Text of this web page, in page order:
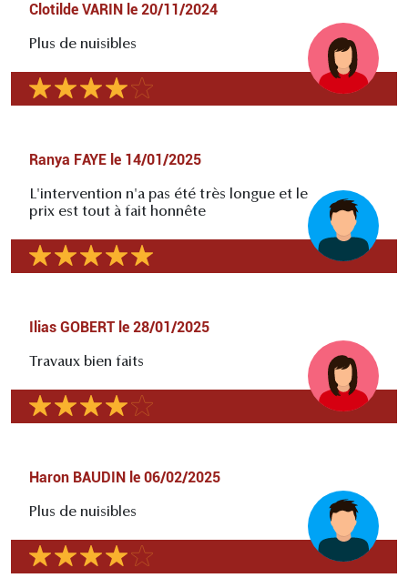
Clotilde VARIN le 20/11/2024
Plus de nuisibles
Ranya FAYE le 14/01/2025
L'intervention n'a pas été très longue et le
prix est tout à fait honnête
Ilias GOBERT le 28/01/2025
Travaux bien faits
Haron BAUDIN le 06/02/2025
Plus de nuisibles